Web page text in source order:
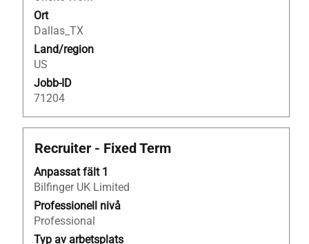
Ort
Dallas_TX
Land/region
US
Jobb-ID
71204
i
jobbeskrivningen.
Titel
Recruiter - Fixed Term
Anpassat fält 1
Bilfinger UK Limited
Professionell nivå
Professional
Typ av arbetsplats
Klicka
blankstegstangenten
för
att
visa
allt